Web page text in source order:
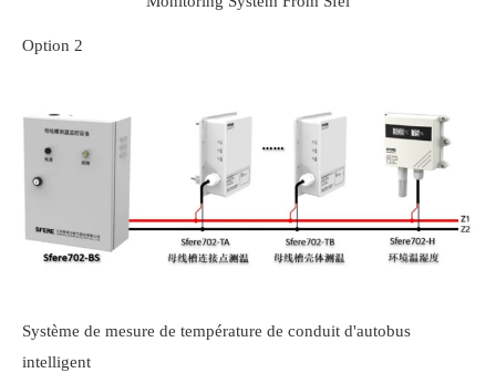
Option 2
Système de mesure de température de conduit d'autobus
intelligent